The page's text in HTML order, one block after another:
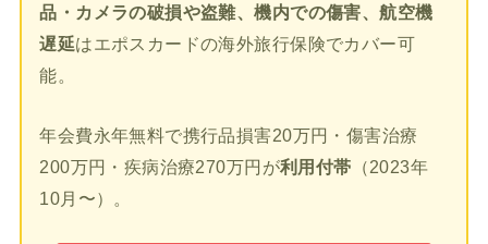
品・カメラの破損や盗難、機内での傷害、航空機
遅延はエポスカードの海外旅行保険でカバー可
能。
年会費永年無料で携行品損害20万円・傷害治療
200万円・疾病治療270万円が利用付帯 （2023年
10月〜）。